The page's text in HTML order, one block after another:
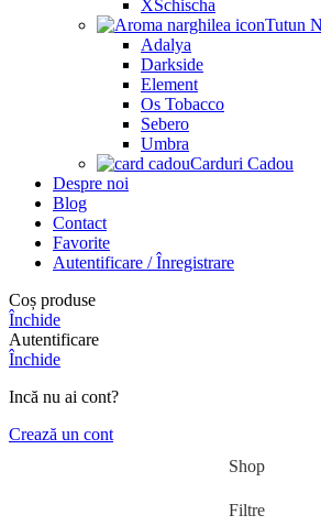
XSchischa
Tutun
Adalya
Darkside
Element
Os Tobacco
Sebero
Umbra
Carduri Cadou
Despre noi
Blog
Contact
Favorite
Autentificare / Înregistrare
Coș produse
Închide
Autentificare
Închide
Incă nu ai cont?
Crează un cont
Shop
Filtre